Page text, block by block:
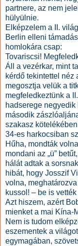
partnere, az nem
hülyülnie.
Elképzelem a II.
Berlin elleni
homlokára csap:
Tovariscsi!
Áll a vezérkar, mint
kérdő tekintettel néz
megosztja velük a
megfeledkeztünk a
hadserege
második
szakasz
34-es harkocsiban
Hűha, mondták
mondani az „ü”
hálát adtak a
hibát, hogy Josszif
volna,
kussol! – be is
Azt hiszem, azért
mienket a mai Kína-
Nem is tudom
eszementek a
egymagában,